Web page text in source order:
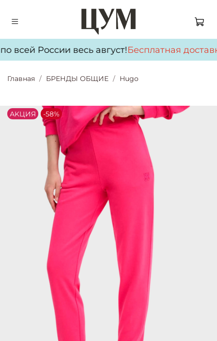
всей России весь август!Бесплатная
Главная БРЕНДЫ ОБЩИЕ Hugo
АKЦИЯ -58%